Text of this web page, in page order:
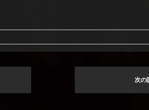
次の